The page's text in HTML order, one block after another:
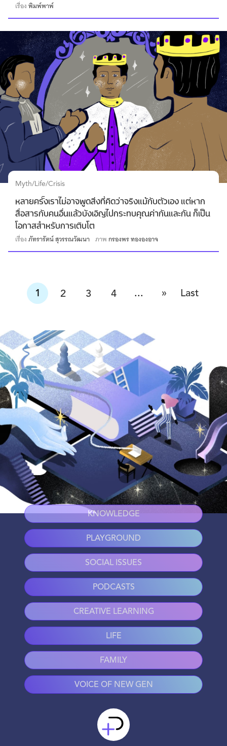
เรื่องพิมพ์พาพ์
Myth/Life/Crisis
หลายครั้งเราไม่อาจพูดสิ่งที่คิดว่าจริงแม้กับตัวเอง แต่หาก
สื่อสารกับคนอื่นแล้วบังเอิญไปกระทบคุณค่ากันและกัน ก็เป็น
โอกาสสำหรับการเติบโต
เรื่องภัทรารัตน์ สุวรรณวัฒนา ภาพกรองพร ทององอาจ
1 2 3 4 ... » Last
KNOWLEDGE
PLAYGROUND
SOCIAL ISSUES
PODCASTS
CREATIVE LEARNING
LIFE
FAMILY
VOICE OF NEW GEN